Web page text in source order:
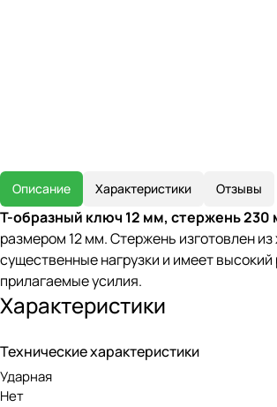
Описание Характеристики Отзывы
Т-образный ключ 12 мм, стержень 230
размером 12 мм. Стержень изготовлен
существенные нагрузки и имеет
прилагаемые усилия.
Характеристики
Технические характеристики
Ударная
Нет